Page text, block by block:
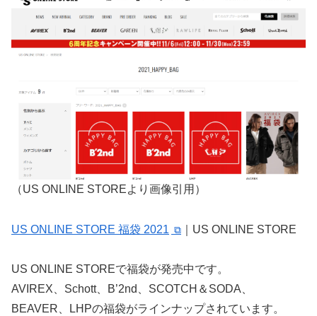
（US ONLINE STOREより画像引用）
US ONLINE STORE 福袋 2021 ｜US ONLINE STORE
US ONLINE STOREで福袋が発売中です。
AVIREX、Schott、B’2nd、SCOTCH＆SODA、
BEAVER、LHPの福袋がラインナップされています。